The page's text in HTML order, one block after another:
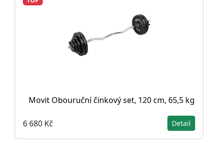
Movit Obouruční činkový set, 120 cm, 65,5 kg
6 680 Kč Detail